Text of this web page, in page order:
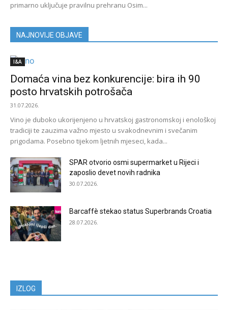
primarno uključuje pravilnu prehranu Osim...
NAJNOVIJE OBJAVE
I&A
Domaća vina bez konkurencije: bira ih 90
posto hrvatskih potrošača
31.07.2026.
Vino je duboko ukorijenjeno u hrvatskoj gastronomskoj i enološkoj
tradiciji te zauzima važno mjesto u svakodnevnim i svečanim
prigodama. Posebno tijekom ljetnih mjeseci, kada...
SPAR otvorio osmi supermarket u Rijeci i
zaposlio devet novih radnika
30.07.2026.
Barcaffè stekao status Superbrands Croatia
28.07.2026.
IZLOG